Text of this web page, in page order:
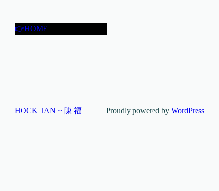
👉HOME
HOCK TAN ~ 陳 福 Proudly powered by WordPress